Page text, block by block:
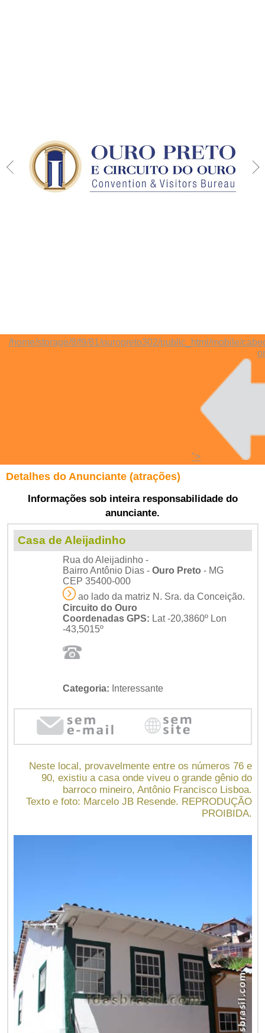
/home/storage/8/f9/81/ouropreto302/public_html/mobile/
">
Detalhes do Anunciante (atrações)
Informações sob inteira responsabilidade do
anunciante.
Casa de Aleijadinho
Rua do Aleijadinho -
Bairro Antônio Dias - Ouro Preto - MG
CEP 35400-000
ao lado da matriz N. Sra. da Conceição.
Circuito do Ouro
Coordenadas GPS: Lat -20,3860º Lon
-43,5015º
Categoria: Interessante
Neste local, provavelmente entre os números 76 e
90, existiu a casa onde viveu o grande gênio do
barroco mineiro, Antônio Francisco Lisboa.
Texto e foto: Marcelo JB Resende. REPRODUÇÃO
PROIBIDA.